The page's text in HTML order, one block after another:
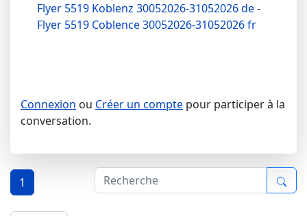
Flyer 5519 Koblenz 30052026-31052026 de-
Flyer 5519 Coblence 30052026-31052026 fr
Connexion ou Créer un compte pour participer à la
conversation.
1